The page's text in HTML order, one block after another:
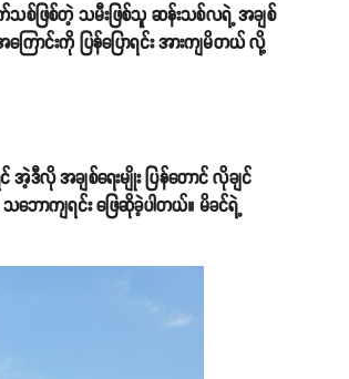
စ်ဖြစ်တဲ့ သမီးဖြစ်သူ ဆန်းသစ်လရဲ့ အချစ်
ောင်းကို ပြန်ပြောရင်း အားကျမိတယ် လို့
လို အချစ်ရေးမျိုး ပြန်တောင် လိုချင်
ဘောကျရင်း ဖြေဆိုခဲ့ပါတယ်။ မိခင်ရဲ့